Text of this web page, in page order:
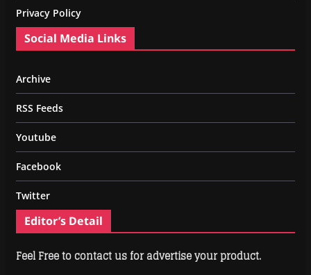
Privacy Policy
Social Media Links
Archive
RSS Feeds
Youtube
Facebook
Twitter
Editor’s Detail
Feel Free to contact us for advertise your product.